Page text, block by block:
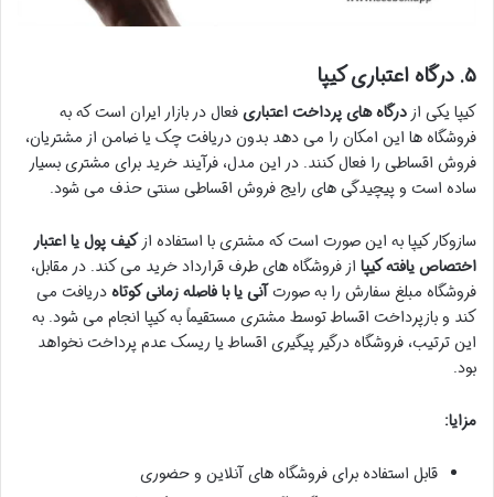
۵. درگاه اعتباری کیپا
کیپا یکی از درگاه های پرداخت اعتباریفعال در بازار ایران است که به
فروشگاه ها این امکان را می دهد بدون دریافت چک یا ضامن از مشتریان،
فروش اقساطی را فعال کنند. در این مدل، فرآیند خرید برای مشتری بسیار
ساده است و پیچیدگی های رایج فروش اقساطی سنتی حذف می شود.
سازوکار کیپا به این صورت است که مشتری با استفاده ازکیف پول یا اعتبار
اختصاص یافته کیپا از فروشگاه های طرف قرارداد خرید می کند. در مقابل،
فروشگاه مبلغ سفارش را به صورتآنی یا با فاصله زمانی کوتاهدریافت می
کند و بازپرداخت اقساط توسط مشتری مستقیماً به کیپا انجام می شود. به
این ترتیب، فروشگاه درگیر پیگیری اقساط یا ریسک عدم پرداخت نخواهد
بود.
مزایا:
قابل استفاده برای فروشگاه های آنلاین و حضوری